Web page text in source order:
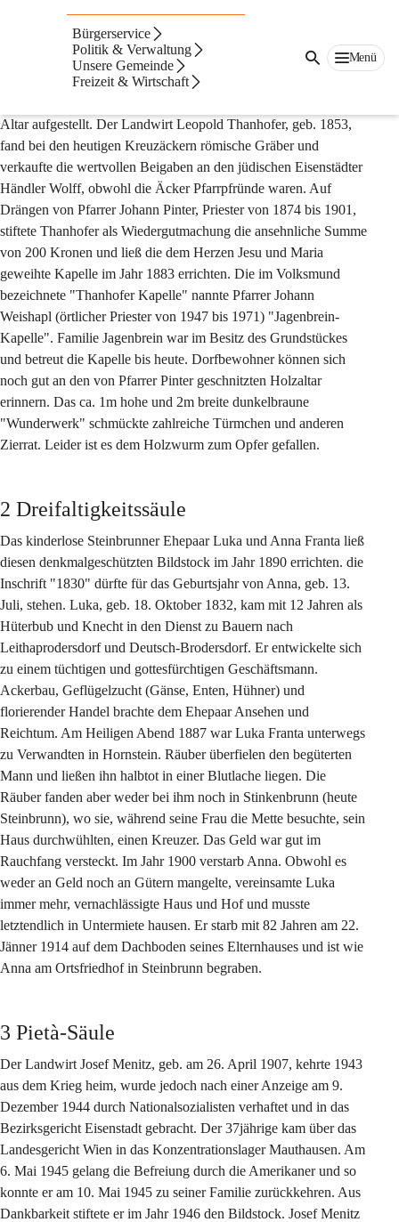
Bürgerservice
Politik & Verwaltung
Unsere Gemeinde
Freizeit & Wirtschaft
Menü
Kreuz&Querweg
1 Jagenbrein-Kapelle
Bei Leonhardi- und Florianiprozessionen wurde vor Errichtung
Altar aufgestellt. Der Landwirt Leopold Thanhofer, geb. 1853,
fand bei den heutigen Kreuzäckern römische Gräber und
verkaufte die wertvollen Beigaben an den jüdischen Eisenstädter
Händler Wolff, obwohl die Äcker Pfarrpfründe waren. Auf
Drängen von Pfarrer Johann Pinter, Priester von 1874 bis 1901,
stiftete Thanhofer als Wiedergutmachung die ansehnliche Summe
von 200 Kronen und ließ die dem Herzen Jesu und Maria
geweihte Kapelle im Jahr 1883 errichten. Die im Volksmund
bezeichnete "Thanhofer Kapelle" nannte Pfarrer Johann
Weishapl (örtlicher Priester von 1947 bis 1971) "Jagenbrein-
Kapelle". Familie Jagenbrein war im Besitz des Grundstückes
und betreut die Kapelle bis heute. Dorfbewohner können sich
noch gut an den von Pfarrer Pinter geschnitzten Holzaltar
erinnern. Das ca. 1m hohe und 2m breite dunkelbraune
"Wunderwerk" schmückte zahlreiche Türmchen und anderen
Zierrat. Leider ist es dem Holzwurm zum Opfer gefallen.
2 Dreifaltigkeitssäule
Das kinderlose Steinbrunner Ehepaar Luka und Anna Franta ließ
diesen denkmalgeschützten Bildstock im Jahr 1890 errichten. die
Inschrift "1830" dürfte für das Geburtsjahr von Anna, geb. 13.
Juli, stehen. Luka, geb. 18. Oktober 1832, kam mit 12 Jahren als
Hüterbub und Knecht in den Dienst zu Bauern nach
Leithaprodersdorf und Deutsch-Brodersdorf. Er entwickelte sich
zu einem tüchtigen und gottesfürchtigen Geschäftsmann.
Ackerbau, Geflügelzucht (Gänse, Enten, Hühner) und
florierender Handel brachte dem Ehepaar Ansehen und
Reichtum. Am Heiligen Abend 1887 war Luka Franta unterwegs
zu Verwandten in Hornstein. Räuber überfielen den begüterten
Mann und ließen ihn halbtot in einer Blutlache liegen. Die
Räuber fanden aber weder bei ihm noch in Stinkenbrunn (heute
Steinbrunn), wo sie, während seine Frau die Mette besuchte, sein
Haus durchwühlten, einen Kreuzer. Das Geld war gut im
Rauchfang versteckt. Im Jahr 1900 verstarb Anna. Obwohl es
weder an Geld noch an Gütern mangelte, vereinsamte Luka
immer mehr, vernachlässigte Haus und Hof und musste
letztendlich in Untermiete hausen. Er starb mit 82 Jahren am 22.
Jänner 1914 auf dem Dachboden seines Elternhauses und ist wie
Anna am Ortsfriedhof in Steinbrunn begraben.
3 Pietà-Säule
Der Landwirt Josef Menitz, geb. am 26. April 1907, kehrte 1943
aus dem Krieg heim, wurde jedoch nach einer Anzeige am 9.
Dezember 1944 durch Nationalsozialisten verhaftet und in das
Bezirksgericht Eisenstadt gebracht. Der 37jährige kam über das
Landesgericht Wien in das Konzentrationslager Mauthausen. Am
6. Mai 1945 gelang die Befreiung durch die Amerikaner und so
konnte er am 10. Mai 1945 zu seiner Familie zurückkehren. Aus
Dankbarkeit stiftete er im Jahr 1946 den Bildstock. Josef Menitz